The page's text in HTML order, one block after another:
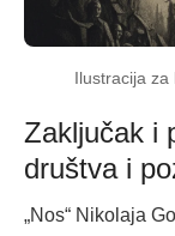
Ilustracija
Zaključak i
društva i
„Nos“ Nikolaja